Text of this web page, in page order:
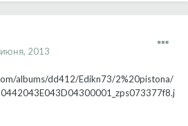
2013
albums/dd412/Edikn73/2%20pistona/